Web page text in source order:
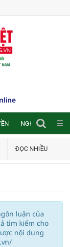
NGHIÊN CỨU
ĐỌC NHIỀU
luận của
tìm kiếm cho
nội dung